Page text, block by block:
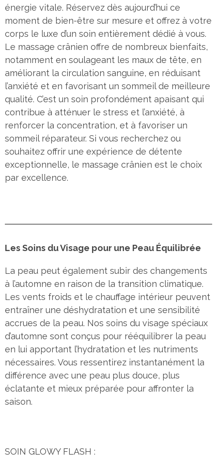
énergie vitale. Réservez dès aujourd’hui ce
moment de bien-être sur mesure et offrez à votre
corps le luxe d’un soin entièrement dédié à vous.
Le massage crânien offre de nombreux bienfaits,
notamment en soulageant les maux de tête, en
améliorant la circulation sanguine, en réduisant
l’anxiété et en favorisant un sommeil de meilleure
qualité. C’est un soin profondément apaisant qui
contribue à atténuer le stress et l’anxiété, à
renforcer la concentration, et à favoriser un
sommeil réparateur. Si vous recherchez ou
souhaitez offrir une expérience de détente
exceptionnelle, le massage crânien est le choix
par excellence.
Les Soins du Visage pour une Peau Équilibrée
La peau peut également subir des changements
à l’automne en raison de la transition climatique.
Les vents froids et le chauffage intérieur peuvent
entraîner une déshydratation et une sensibilité
accrues de la peau. Nos soins du visage spéciaux
d’automne sont conçus pour rééquilibrer la peau
en lui apportant l’hydratation et les nutriments
nécessaires. Vous ressentirez instantanément la
différence avec une peau plus douce, plus
éclatante et mieux préparée pour affronter la
saison.
SOIN GLOWY FLASH :